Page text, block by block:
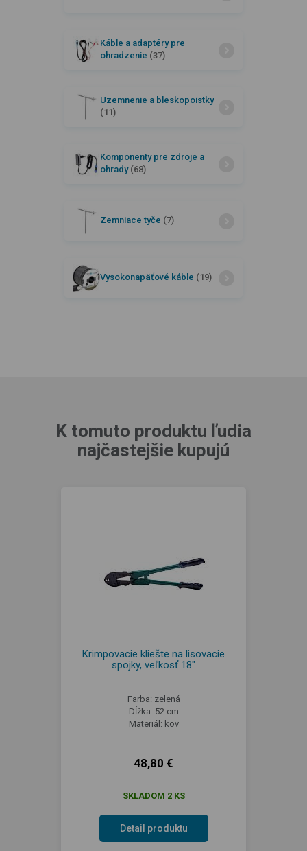
Káble a adaptéry pre
ohradzenie (37)
Uzemnenie a bleskopoistky
(11)
Komponenty pre zdroje a
ohrady (68)
Zemniace tyče (7)
Vysokonapäťové káble (19)
K tomuto produktu ľudia
najčastejšie kupujú
Krimpovacie kliešte na lisovacie
spojky, veľkosť 18"
Farba: zelená
Dĺžka: 52 cm
Materiál: kov
48,80 €
SKLADOM 2 KS
Detail produktu